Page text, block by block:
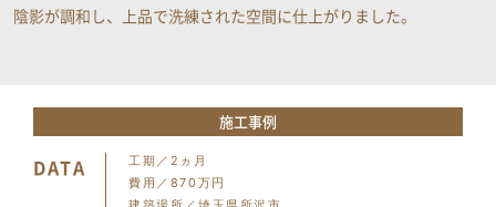
陰影が調和し、上品で洗練された空間に仕上がりました。
施工事例
DATA
工期／2ヵ月
費用／870万円